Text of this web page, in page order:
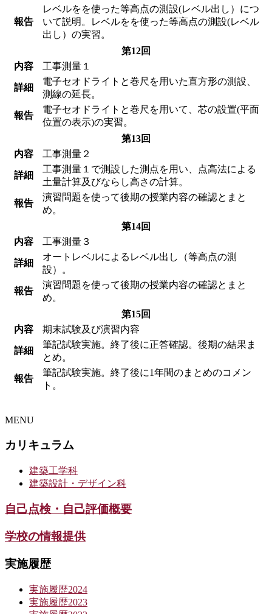
報告
レベルをを使った等高点の測設(レベル出し）につ
いて説明。レベルをを使った等高点の測設(レベル
出し）の実習。
第12回
内容
工事測量１
詳細
電子セオドライトと巻尺を用いた直方形の測設、
測線の延長。
報告
電子セオドライトと巻尺を用いて、芯の設置(平面
位置の表示)の実習。
第13回
内容
工事測量２
詳細
工事測量１で測設した測点を用い、点高法による
土量計算及びならし高さの計算。
報告
演習問題を使って後期の授業内容の確認とまと
め。
第14回
内容
工事測量３
詳細
オートレベルによるレベル出し（等高点の測
設）。
報告
演習問題を使って後期の授業内容の確認とまと
め。
第15回
内容
期末試験及び演習内容
詳細
筆記試験実施。終了後に正答確認。後期の結果ま
とめ。
報告
筆記試験実施。終了後に1年間のまとめのコメン
ト。
MENU
カリキュラム
建築工学科
建築設計・デザイン科
自己点検・自己評価概要
学校の情報提供
実施履歴
実施履歴2024
実施履歴2023